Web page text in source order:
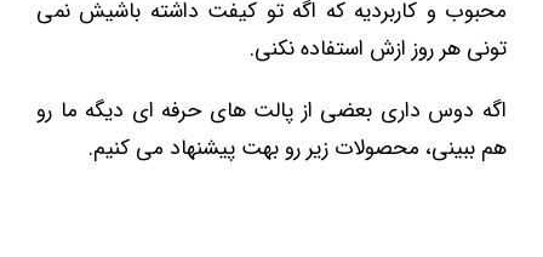
محبوب و کاربردیه که اگه تو کیفت داشته باشیش نمی
تونی هر روز ازش استفاده نکنی.
اگه دوس داری بعضی از پالت های حرفه ای دیگه ما رو
هم ببینی، محصولات زیر رو بهت پیشنهاد می کنیم.